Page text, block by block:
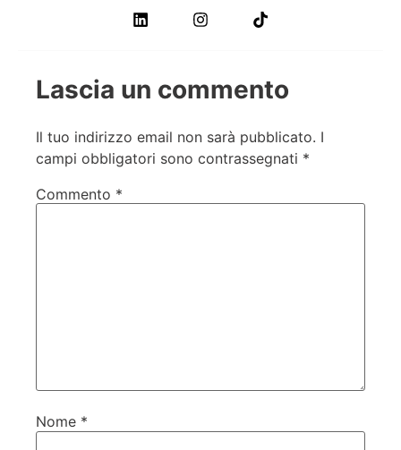
Lascia un commento
Il tuo indirizzo email non sarà pubblicato. I
campi obbligatori sono contrassegnati *
Commento *
Nome *